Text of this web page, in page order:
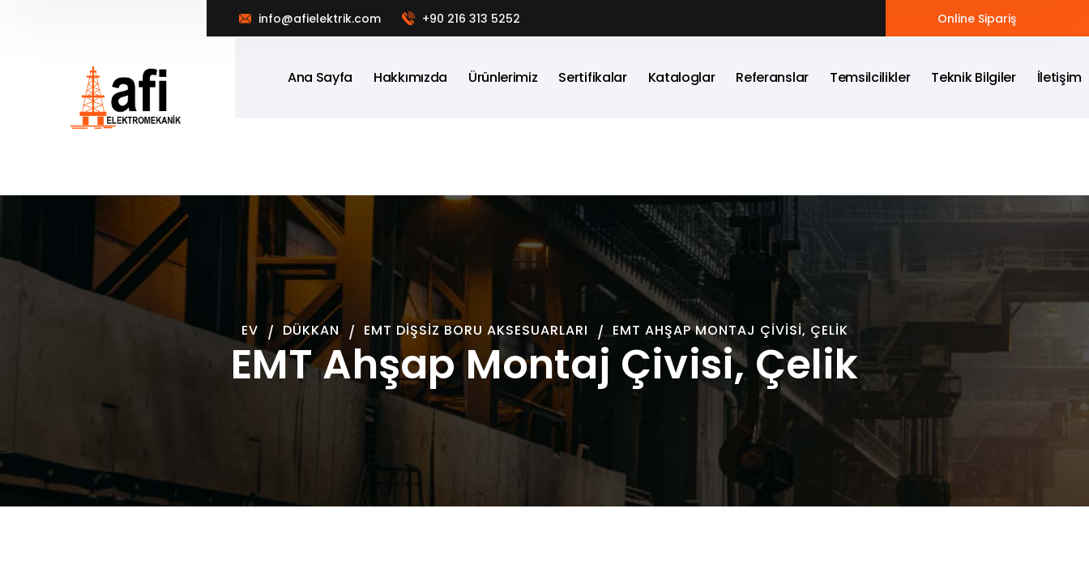
info@afielektrik.com +90 216 313 5252 Online Sipariş
Ana Sayfa Hakkımızda Ürünlerimiz Sertifikalar Kataloglar Referanslar Temsilcilikler Teknik Bilgiler İletişim
EMT Ahşap Montaj Çivisi, Çelik
EV DÜKKAN EMT DIŞSIZ BORU AKSESUARLARI EMT AHŞAP MONTAJ ÇIVISI, ÇELIK